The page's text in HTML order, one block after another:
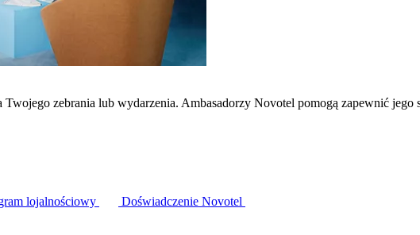
zebrania lub wydarzenia. Ambasadorzy Novotel pomogą zapewnić jego
lojalnościowy Doświadczenie Novotel